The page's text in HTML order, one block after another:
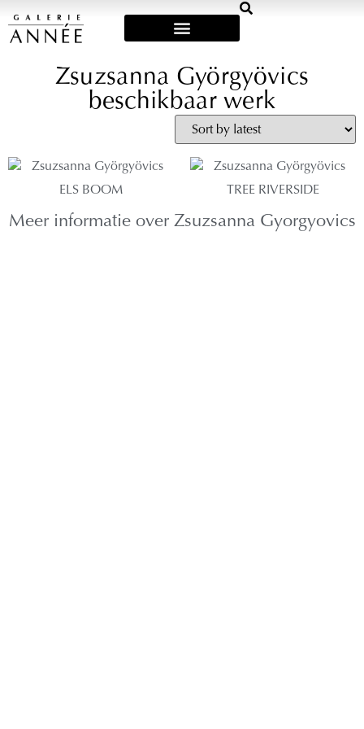
Zsuzsanna Györgyövics
beschikbaar werk
ELS BOOM TREE RIVERSIDE
Meer informatie over Zsuzsanna Gyorgyovics